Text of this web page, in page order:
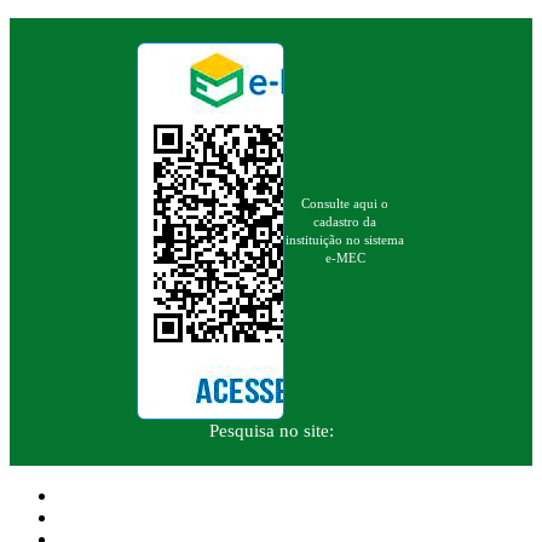
Consulte aqui o
cadastro da
instituição no sistema
e-MEC
Pesquisa no site: